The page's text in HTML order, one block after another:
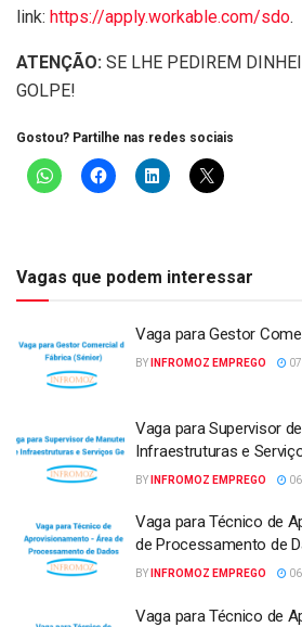
link: https://apply.workable.com/sdo.
ATENÇÃO: SE LHE PEDIREM
GOLPE!
Gostou? Partilhe nas redes sociais
Vagas que podem interessar
Vaga para Gestor
BY INFROMOZ EMPREGO
Vaga para Supervisor
Infraestruturas e
BY INFROMOZ EMPREGO
Vaga para Técnico de
de Processamento de
BY INFROMOZ EMPREGO
Vaga para Técnico de